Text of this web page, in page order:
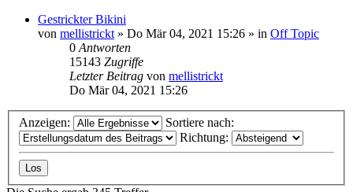
Gestrickter Bikini
von mellistrickt » Do Mär 04, 2021 15:26 » in Off Topic
0 Antworten
15143 Zugriffe
Letzter Beitrag von mellistrickt
Do Mär 04, 2021 15:26
Anzeigen:
Sortiere nach:
Richtung: